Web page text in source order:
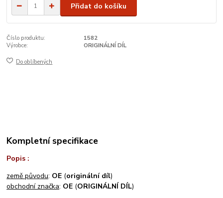
Přidat do košíku
Číslo produktu:
1582
Výrobce:
ORIGINÁLNÍ DÍL
Do oblíbených
Kompletní specifikace
Popis :
země původu: OE (originální díl)
obchodní značka: OE (ORIGINÁLNÍ DÍL)